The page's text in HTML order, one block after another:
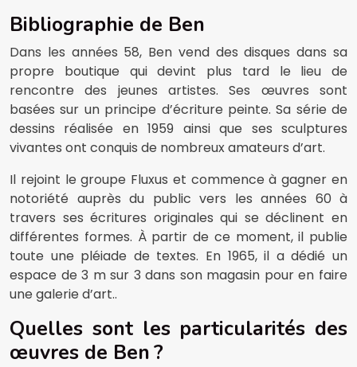
Bibliographie de Ben
Dans les années 58, Ben vend des disques dans sa
propre boutique qui devint plus tard le lieu de
rencontre des jeunes artistes. Ses œuvres sont
basées sur un principe d’écriture peinte. Sa série de
dessins réalisée en 1959 ainsi que ses sculptures
vivantes ont conquis de nombreux amateurs d’art.
Il rejoint le groupe Fluxus et commence à gagner en
notoriété auprès du public vers les années 60 à
travers ses écritures originales qui se déclinent en
différentes formes. À partir de ce moment, il publie
toute une pléiade de textes. En 1965, il a dédié un
espace de 3 m sur 3 dans son magasin pour en faire
une galerie d’art..
Quelles sont les particularités des
œuvres de Ben ?